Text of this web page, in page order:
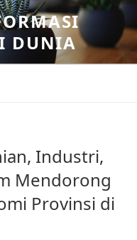
DUNIA
Industri,
Mendorong
Provinsi di